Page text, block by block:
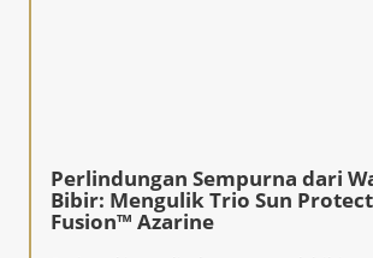
Perlindungan Sempurna dari
Bibir: Mengulik Trio Sun
Fusion™ Azarine